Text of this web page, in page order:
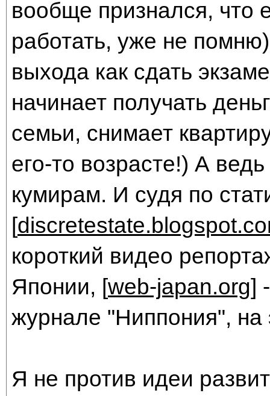
вообще признался, что
работать, уже не
выхода как сдать
начинает получать
семьи, снимает
его-то возрасте!) А
кумирам. И судя по
[
короткий видео
Японии, [web-japan.org]
журнале "Ниппония", на
Я не против идеи